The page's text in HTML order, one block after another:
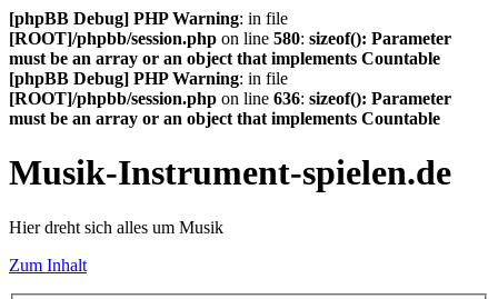
[phpBB Debug] PHP Warning: in file
[ROOT]/phpbb/session.php on line 580: sizeof(): Parameter
must be an array or an object that implements Countable
[phpBB Debug] PHP Warning: in file
[ROOT]/phpbb/session.php on line 636: sizeof(): Parameter
must be an array or an object that implements Countable
Musik-Instrument-spielen.de
Hier dreht sich alles um Musik
Zum Inhalt